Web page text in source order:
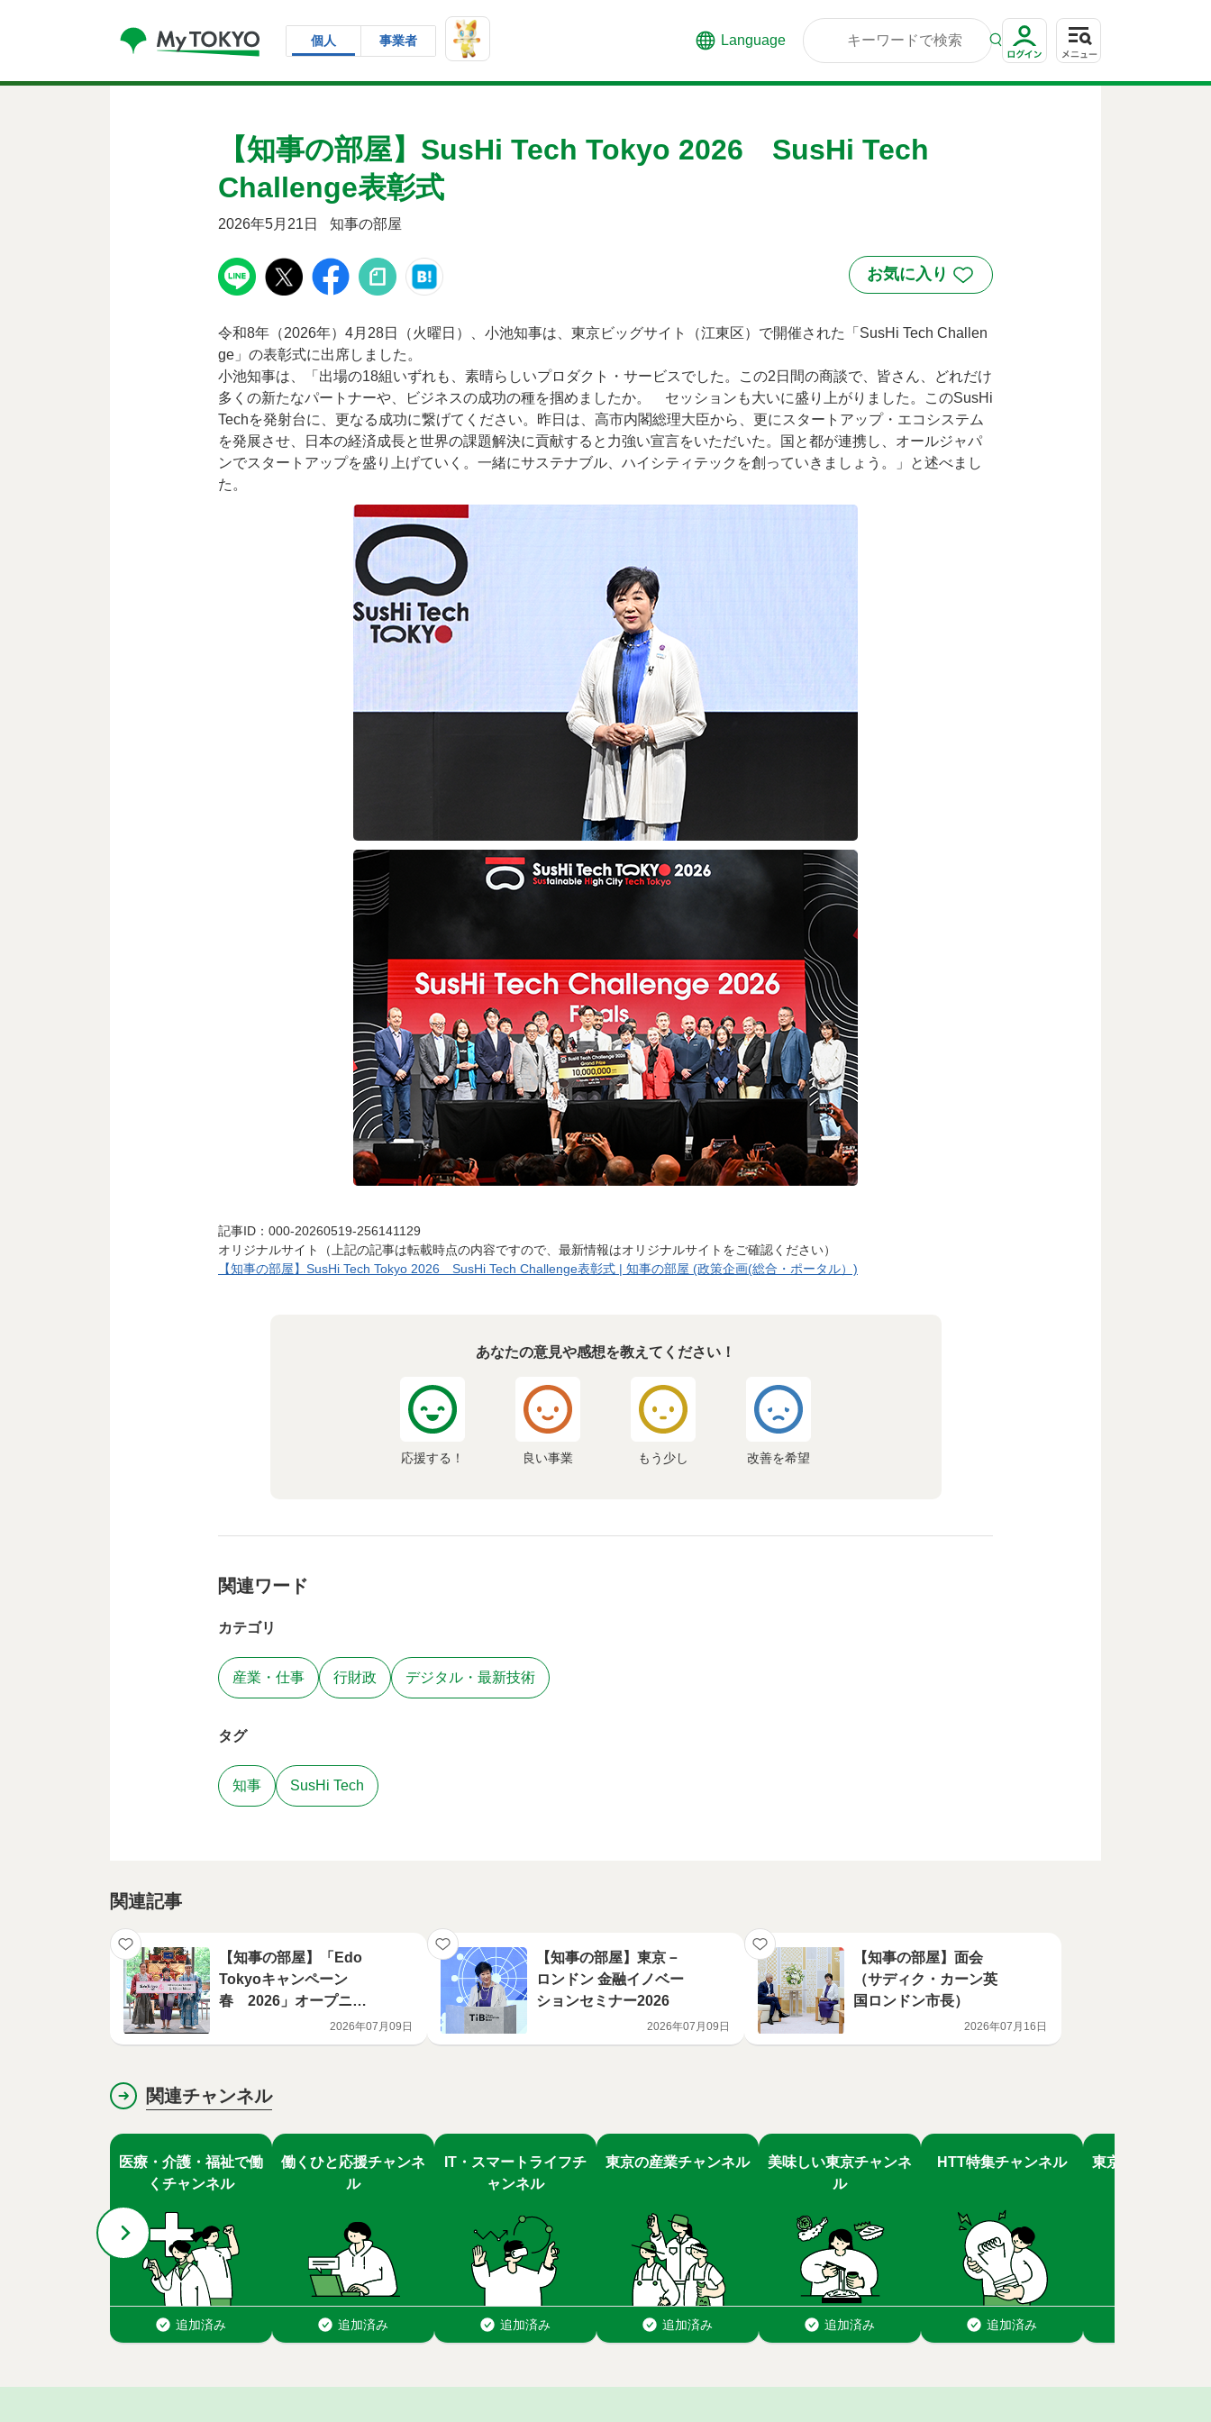
個人 事業者 Language
【知事の部屋】SusHi Tech Tokyo 2026 SusHi Tech
Challenge表彰式
2026年5月21日 知事の部屋
令和8年（2026年）4月28日（火曜日）、小池知事は、東京ビッグサイト（江東区）で開催された「SusHi Tech Challen
ge」の表彰式に出席しました。
小池知事は、「出場の18組いずれも、素晴らしいプロダクト・サービスでした。この2日間の商談で、皆さん、どれだけ
多くの新たなパートナーや、ビジネスの成功の種を掴めましたか。 セッションも大いに盛り上がりました。このSusHi
Techを発射台に、更なる成功に繋げてください。昨日は、高市内閣総理大臣から、更にスタートアップ・エコシステム
を発展させ、日本の経済成長と世界の課題解決に貢献すると力強い宣言をいただいた。国と都が連携し、オールジャパ
ンでスタートアップを盛り上げていく。一緒にサステナブル、ハイシティテックを創っていきましょう。」と述べまし
た。
記事ID：000-20260519-256141129
オリジナルサイト（上記の記事は転載時点の内容ですので、最新情報はオリジナルサイトをご確認ください）
【知事の部屋】SusHi Tech Tokyo 2026 SusHi Tech Challenge表彰式 | 知事の部屋 (政策企画(総合・ポータル）)
あなたの意見や感想を教えてください！
応援する！ 良い事業 もう少し 改善を希望
関連ワード
カテゴリ
産業・仕事 行財政 デジタル・最新技術
タグ
知事 SusHi Tech
関連記事
【知事の部屋】「Edo
Tokyoキャンペーン
春 2026」オープニン
2026年07月09日
【知事の部屋】東京－
ロンドン 金融イノベー
ションセミナー2026
2026年07月09日
【知事の部屋】面会
（サディク・カーン英
国ロンドン市長）
2026年07月16日
関連チャンネル